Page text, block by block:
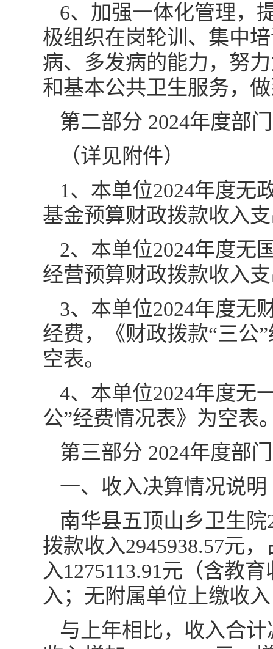
6、加强一体化管理，
极组织在岗轮训、集中
病、多发病的能力，努
和基本公共卫生服务，
第二部分 2024年度部
（详见附件）
1、本单位2024年度无
基金预算财政拨款收入
2、本单位2024年度无
经营预算财政拨款收入
3、本单位2024年度无
经费，《财政拨款“三公
空表。
4、本单位2024年度无
公”经费情况表》为空表
第三部分 2024年度部
一、收入决算情况说明
南华县五顶山乡卫生院
拨款收入2945938.57元
入1275113.91元（含教
入；无附属单位上缴收
与上年相比，收入合计